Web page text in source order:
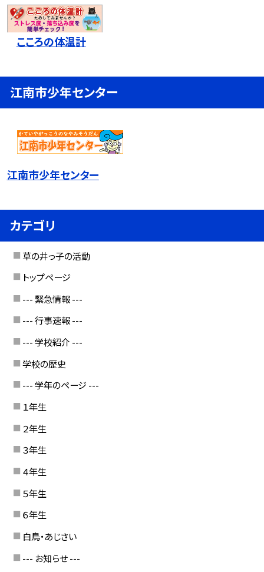
こころの体温計
江南市少年センター
江南市少年センター
カテゴリ
草の井っ子の活動
トップページ
--- 緊急情報 ---
--- 行事速報 ---
--- 学校紹介 ---
学校の歴史
--- 学年のページ ---
１年生
２年生
３年生
４年生
５年生
６年生
白鳥・あじさい
--- お知らせ ---